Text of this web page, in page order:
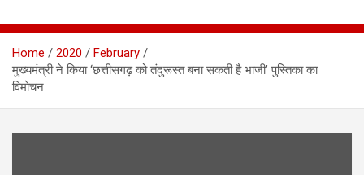
Home 2020
February
मुख्यमंत्री ने किया ‘छत्तीसगढ़ को तंदुरूस्त बना सकती है भाजी’ पुस्तिका का
विमोचन